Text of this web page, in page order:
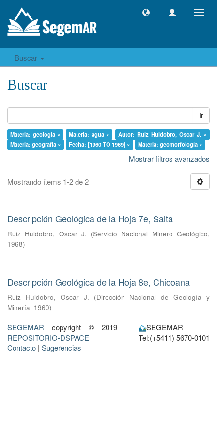
Buscar
Buscar
Ir
Materia: geología × Materia: agua ×
Autor: Ruiz Huidobro, Oscar J. ×
Materia: geografía ×
Fecha: [1960 TO 1969] × Materia: geomorfología ×
Mostrar filtros avanzados
Mostrando ítems 1-2 de 2
Descripción Geológica de la Hoja 7e, Salta
Ruiz Huidobro, Oscar J. (Servicio Nacional Minero Geológico,
1968)
Descripción Geológica de la Hoja 8e, Chicoana
Ruiz Huidobro, Oscar J. (Dirección Nacional de Geología y
Minería, 1960)
SEGEMAR copyright © 2019
REPOSITORIO-DSPACE
Contacto | Sugerencias
SEGEMAR
Tel:(+5411) 5670-0101